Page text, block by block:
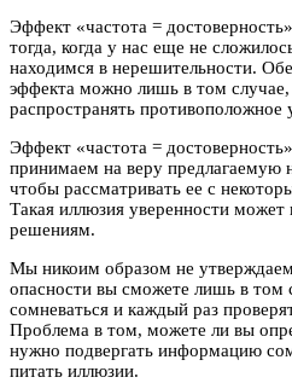
Эффект «частота =
тогда, когда у нас еще не
находимся в нерешительности.
эффекта можно лишь в том случае,
распространять противоположное
Эффект «частота =
принимаем на веру
чтобы рассматривать ее с
Такая иллюзия уверенности
решениям.
Мы никоим образом не
опасности вы сможете лишь в том
сомневаться и каждый раз
Проблема в том, можете ли вы
нужно подвергать информацию
питать иллюзии.